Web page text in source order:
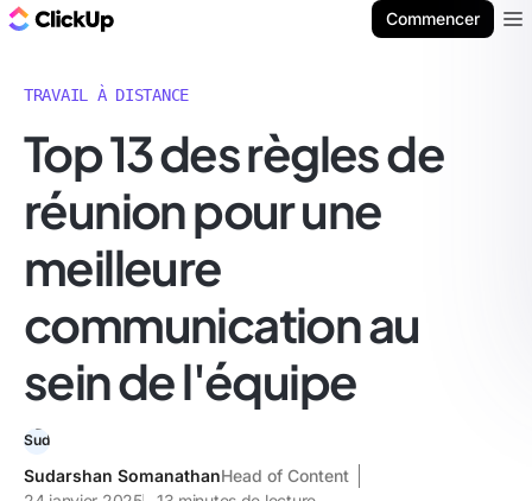
Commencer
TRAVAIL À DISTANCE
Top 13 des règles de
réunion pour une
meilleure
communication au
sein de l'équipe
Sudarshan SomanathanHead of Content